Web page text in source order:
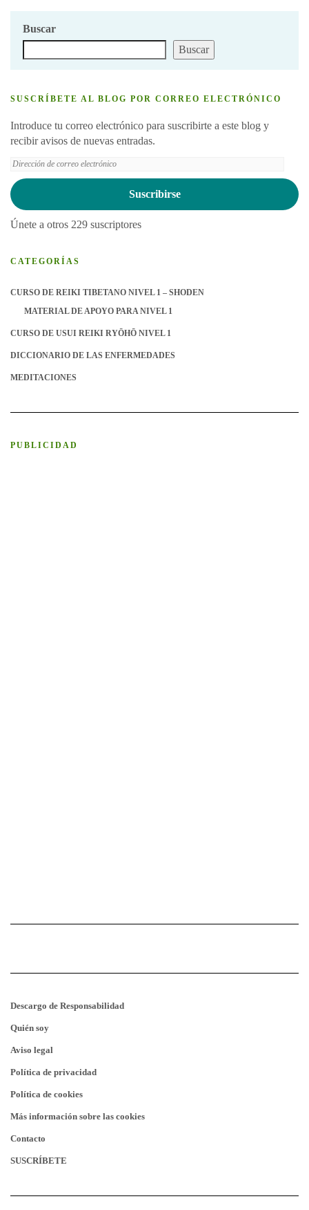
Buscar
Buscar
SUSCRÍBETE AL BLOG POR CORREO ELECTRÓNICO
Introduce tu correo electrónico para suscribirte a este blog y
recibir avisos de nuevas entradas.
Dirección
de
correo
electrónico
Suscribirse
Únete a otros 229 suscriptores
CATEGORÍAS
CURSO DE REIKI TIBETANO NIVEL 1 – SHODEN
MATERIAL DE APOYO PARA NIVEL 1
CURSO DE USUI REIKI RYŌHŌ NIVEL 1
DICCIONARIO DE LAS ENFERMEDADES
MEDITACIONES
PUBLICIDAD
Descargo de Responsabilidad
Quién soy
Aviso legal
Política de privacidad
Política de cookies
Más información sobre las cookies
Contacto
SUSCRÍBETE